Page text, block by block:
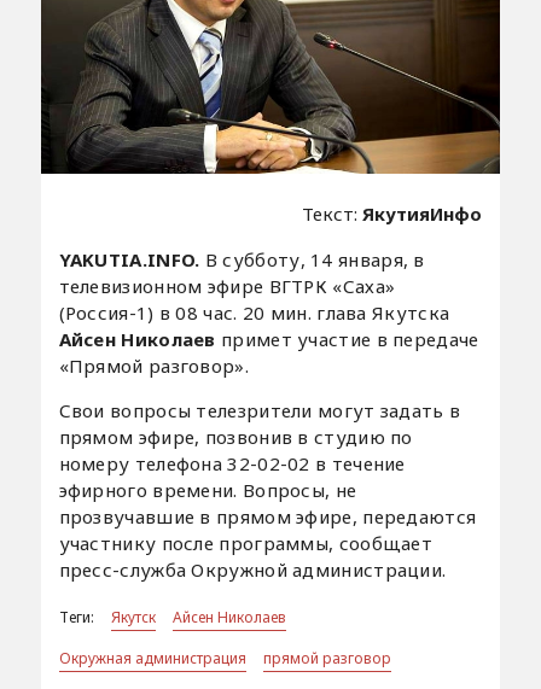
Текст: ЯкутияИнфо
YAKUTIA.INFO. В субботу, 14 января, в
телевизионном эфире ВГТРК «Саха»
(Россия-1) в 08 час. 20 мин. глава Якутска
Айсен Николаев примет участие в передаче
«Прямой разговор».
Свои вопросы телезрители могут задать в
прямом эфире, позвонив в студию по
номеру телефона 32-02-02 в течение
эфирного времени. Вопросы, не
прозвучавшие в прямом эфире, передаются
участнику после программы, сообщает
пресс-служба Окружной администрации.
Теги: Якутск
Айсен Николаев
Окружная администрация
прямой разговор